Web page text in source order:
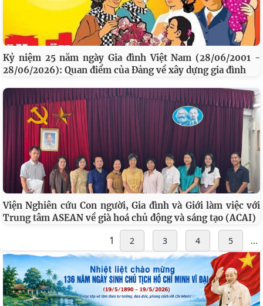
Kỷ niệm 25 năm ngày Gia đình Việt Nam (28/06/2001 -
28/06/2026): Quan điểm của Đảng về xây dựng gia đình
Viện Nghiên cứu Con người, Gia đình và Giới làm việc với
Trung tâm ASEAN về già hoá chủ động và sáng tạo (ACAI)
1 2 3 4 5 ...
Cán bộ Viện Nghiên cứu Con người, Gia đình và Giới tham dự
Hội nghị tập huấn chuyên môn nghiệp vụ